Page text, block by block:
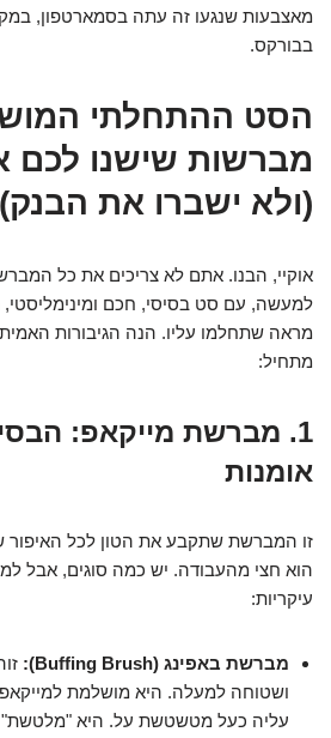
מאצבעות שנגעו זה עתה בסמארטפון,
בבורקס.
מברשות שישנו לכם
(ולא ישברו את הבנק)
אוקיי, הבנו. אתם לא צריכים את כל
למעשה, עם סט בסיסי, חכם ומינימליסטי,
מראה שתחלמו עליו. הנה הגיבורות
מתחיל:
1. מברשת מייקאפ:
אומנות
זו המברשת שתקבע את הטון לכל האיפור
הוא חצי מהעבודה. יש כמה סוגים, אבל
עיקריות:
מברשת באפינג (Buffing Brush):
ושטוחה למעלה. היא מושלמת למייקאפ
עליה כעל מטשטשת על. היא "מלטשת"